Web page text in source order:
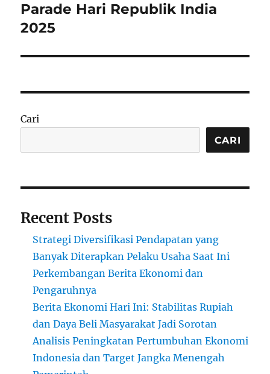
post:
Parade Hari Republik India
2025
Cari
CARI
Recent Posts
Strategi Diversifikasi Pendapatan yang
Banyak Diterapkan Pelaku Usaha Saat Ini
Perkembangan Berita Ekonomi dan
Pengaruhnya
Berita Ekonomi Hari Ini: Stabilitas Rupiah
dan Daya Beli Masyarakat Jadi Sorotan
Analisis Peningkatan Pertumbuhan Ekonomi
Indonesia dan Target Jangka Menengah